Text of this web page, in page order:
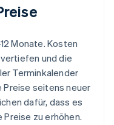
Monate. Kosten
und die
Terminkalender
Preise seitens neuer
dafür, dass es
Preise zu erhöhen.